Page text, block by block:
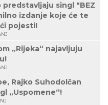
singl "BEZ
izdanje koje će te
pojesti!
„Rijeka“ najavljuju
Rajko Suhodolčan
„Uspomene“!